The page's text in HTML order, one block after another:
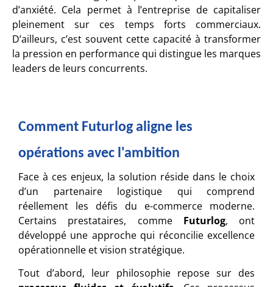
d’anxiété. Cela permet à l’entreprise de capitaliser
pleinement sur ces temps forts commerciaux.
D’ailleurs, c’est souvent cette capacité à transformer
la pression en performance qui distingue les marques
leaders de leurs concurrents.
Comment Futurlog aligne les
opérations avec l'ambition
Face à ces enjeux, la solution réside dans le choix
d’un partenaire logistique qui comprend
réellement les défis du e-commerce moderne.
Certains prestataires, comme Futurlog, ont
développé une approche qui réconcilie excellence
opérationnelle et vision stratégique.
Tout d’abord, leur philosophie repose sur des